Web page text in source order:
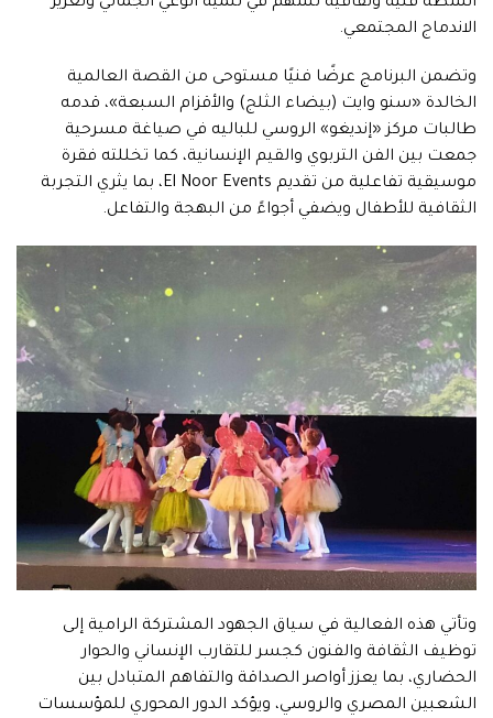
الاندماج المجتمعي.
وتضمن البرنامج عرضًا فنيًا مستوحى من القصة العالمية
الخالدة «سنو وايت (بيضاء الثلج) والأقزام السبعة»، قدمه
طالبات مركز «إنديغو» الروسي للباليه في صياغة مسرحية
جمعت بين الفن التربوي والقيم الإنسانية، كما تخللته فقرة
موسيقية تفاعلية من تقديم El Noor Events، بما يثري التجربة
الثقافية للأطفال ويضفي أجواءً من البهجة والتفاعل.
وتأتي هذه الفعالية في سياق الجهود المشتركة الرامية إلى
توظيف الثقافة والفنون كجسر للتقارب الإنساني والحوار
الحضاري، بما يعزز أواصر الصداقة والتفاهم المتبادل بين
الشعبين المصري والروسي، ويؤكد الدور المحوري للمؤسسات